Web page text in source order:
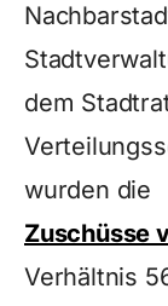
dem
wurden die
Zuschüsse
Verhältnis